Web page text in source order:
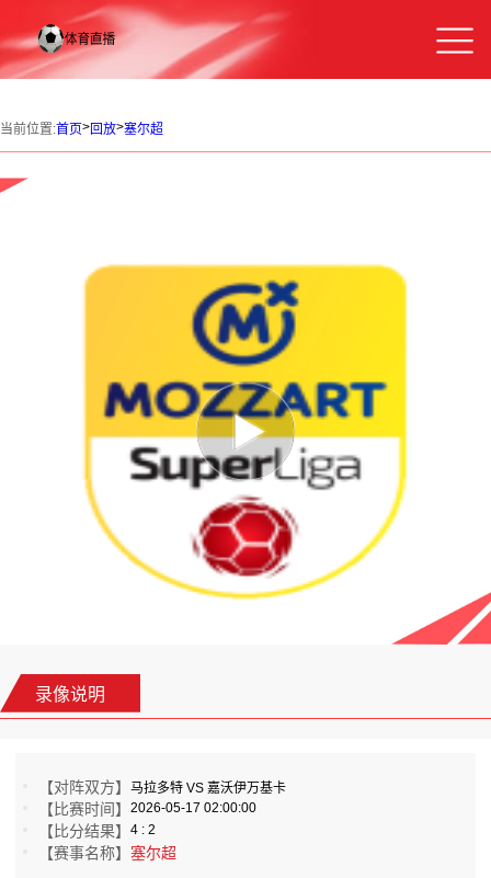
当前位置:首页>回放>塞尔超
录像说明
【对阵双方】马拉多特 VS 嘉沃伊万基卡
【比赛时间】2026-05-17 02:00:00
【比分结果】4 : 2
【赛事名称】塞尔超